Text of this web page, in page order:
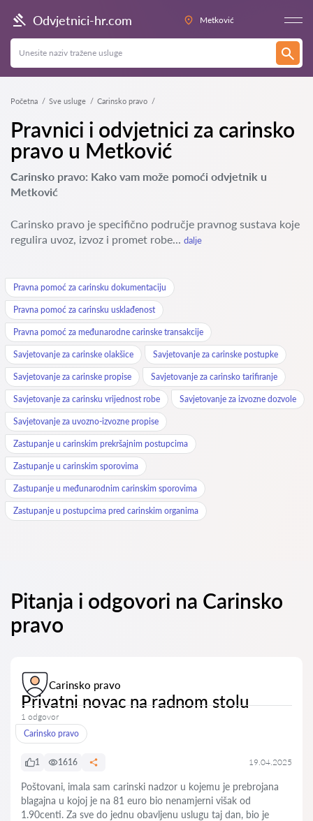
Odvjetnici-hr.com Metković
Početna Sve usluge Carinsko pravo
Pravnici i odvjetnici za carinsko
pravo u Metković
Carinsko pravo: Kako vam može pomoći odvjetnik u
Metković
Carinsko pravo je specifično područje pravnog sustava koje
regulira uvoz, izvoz i promet robe... dalje
Pravna pomoć za carinsku dokumentaciju
Pravna pomoć za carinsku usklađenost
Pravna pomoć za međunarodne carinske transakcije
Savjetovanje za carinske olakšice Savjetovanje za carinske postupke
Savjetovanje za carinske propise Savjetovanje za carinsko tarifiranje
Savjetovanje za carinsku vrijednost robe Savjetovanje za izvozne dozvole
Savjetovanje za uvozno-izvozne propise
Zastupanje u carinskim prekršajnim postupcima
Zastupanje u carinskim sporovima
Zastupanje u međunarodnim carinskim sporovima
Zastupanje u postupcima pred carinskim organima
Pitanja i odgovori na Carinsko
pravo
Carinsko pravo
Privatni novac na radnom stolu
1 odgovor
Carinsko pravo
1 1616 19.04.2025
Poštovani, imala sam carinski nadzor u kojemu je prebrojana
blagajna u kojoj je na 81 euro bio nenamjerni višak od
1.90centi. Za sve do jednu obavljenu uslugu taj dan, bio je